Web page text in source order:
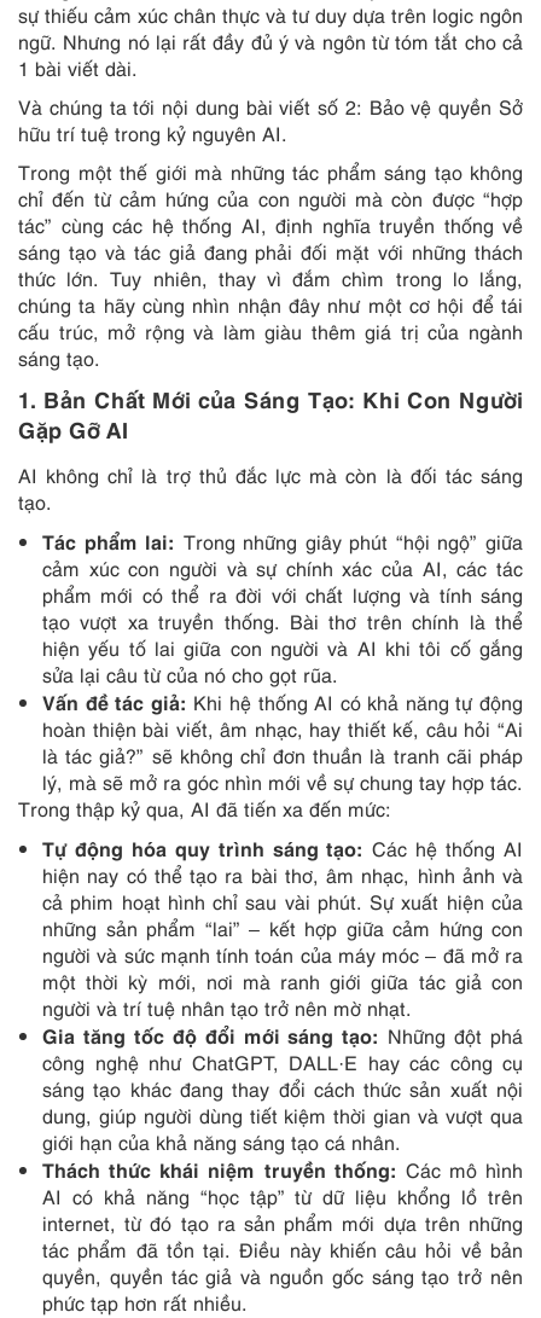
sự thiếu cảm xúc chân thực và tư duy dựa trên logic ngôn
ngữ. Nhưng nó lại rất đầy đủ ý và ngôn từ tóm tắt cho cả
1 bài viết dài.
Và chúng ta tới nội dung bài viết số 2: Bảo vệ quyền Sở
hữu trí tuệ trong kỷ nguyên AI.
Trong một thế giới mà những tác phẩm sáng tạo không
chỉ đến từ cảm hứng của con người mà còn được “hợp
tác” cùng các hệ thống AI, định nghĩa truyền thống về
sáng tạo và tác giả đang phải đối mặt với những thách
thức lớn. Tuy nhiên, thay vì đắm chìm trong lo lắng,
chúng ta hãy cùng nhìn nhận đây như một cơ hội để tái
cấu trúc, mở rộng và làm giàu thêm giá trị của ngành
sáng tạo.
1. Bản Chất Mới của Sáng Tạo: Khi Con Người
Gặp Gỡ AI
AI không chỉ là trợ thủ đắc lực mà còn là đối tác sáng
tạo.
Tác phẩm lai: Trong những giây phút “hội ngộ” giữa
cảm xúc con người và sự chính xác của AI, các tác
phẩm mới có thể ra đời với chất lượng và tính sáng
tạo vượt xa truyền thống. Bài thơ trên chính là thể
hiện yếu tố lai giữa con người và AI khi tôi cố gắng
sửa lại câu từ của nó cho gọt rũa.
Vấn đề tác giả: Khi hệ thống AI có khả năng tự động
hoàn thiện bài viết, âm nhạc, hay thiết kế, câu hỏi “Ai
là tác giả?” sẽ không chỉ đơn thuần là tranh cãi pháp
lý, mà sẽ mở ra góc nhìn mới về sự chung tay hợp tác.
Trong thập kỷ qua, AI đã tiến xa đến mức:
Tự động hóa quy trình sáng tạo: Các hệ thống AI
hiện nay có thể tạo ra bài thơ, âm nhạc, hình ảnh và
cả phim hoạt hình chỉ sau vài phút. Sự xuất hiện của
những sản phẩm “lai” – kết hợp giữa cảm hứng con
người và sức mạnh tính toán của máy móc – đã mở ra
một thời kỳ mới, nơi mà ranh giới giữa tác giả con
người và trí tuệ nhân tạo trở nên mờ nhạt.
Gia tăng tốc độ đổi mới sáng tạo: Những đột phá
công nghệ như ChatGPT, DALL·E hay các công cụ
sáng tạo khác đang thay đổi cách thức sản xuất nội
dung, giúp người dùng tiết kiệm thời gian và vượt qua
giới hạn của khả năng sáng tạo cá nhân.
Thách thức khái niệm truyền thống: Các mô hình
AI có khả năng “học tập” từ dữ liệu khổng lồ trên
internet, từ đó tạo ra sản phẩm mới dựa trên những
tác phẩm đã tồn tại. Điều này khiến câu hỏi về bản
quyền, quyền tác giả và nguồn gốc sáng tạo trở nên
phức tạp hơn rất nhiều.